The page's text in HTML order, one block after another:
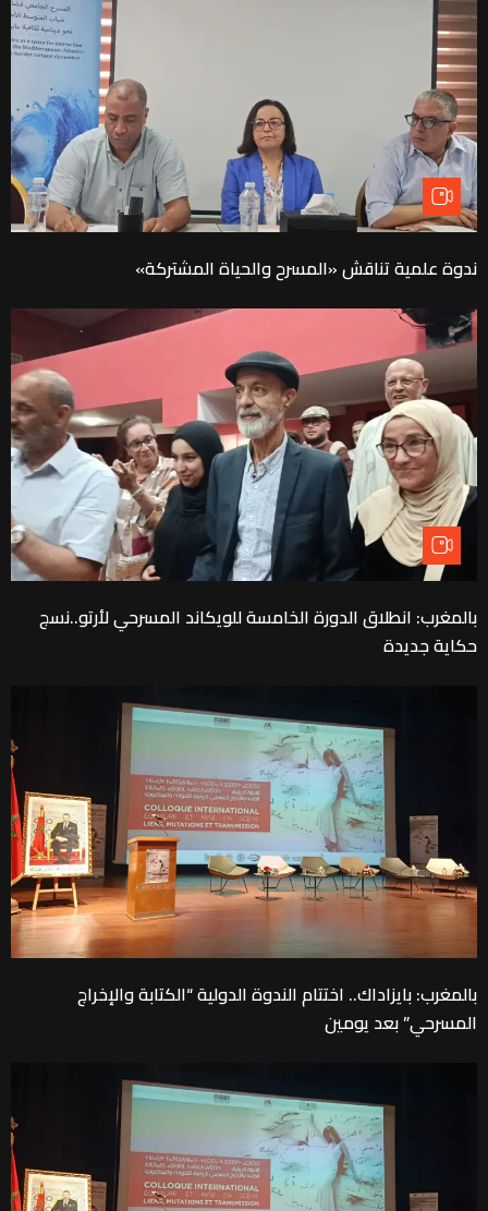
ندوة علمية تناقش «المسرح والحياة المشتركة»
بالمغرب: انطلاق الدورة الخامسة للويكاند المسرحي لأرتو..نسج
حكاية جديدة
بالمغرب: بايزاداك.. اختتام الندوة الدولية “الكتابة والإخراج
المسرحي” بعد يومين